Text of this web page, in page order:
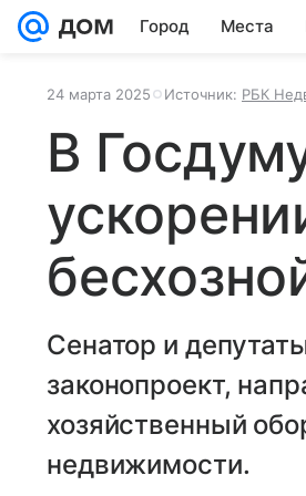
Город Места
24 марта 2025 Источник: РБК
В
Сенатор и
законопроект,
хозяйственный
недвижимости.